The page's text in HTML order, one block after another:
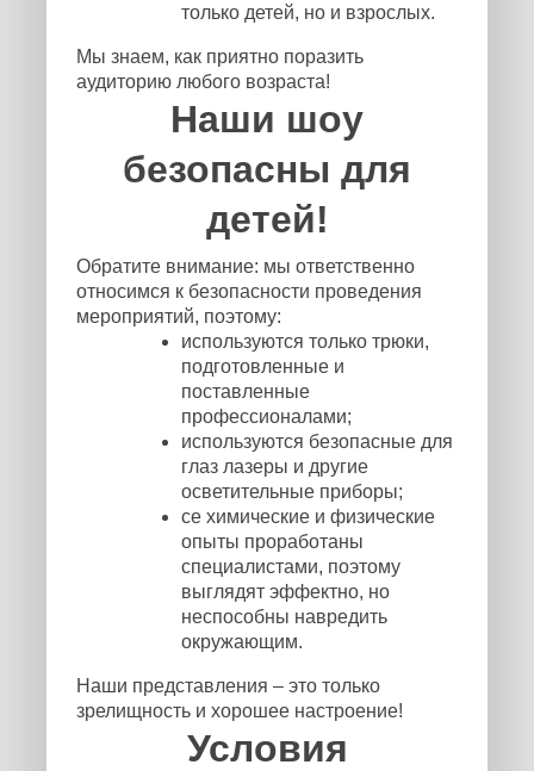
только детей, но и взрослых.
Мы знаем, как приятно поразить
аудиторию любого возраста!
Наши шоу
безопасны для
детей!
Обратите внимание: мы ответственно
относимся к безопасности проведения
мероприятий, поэтому:
используются только трюки,
подготовленные и
поставленные
профессионалами;
используются безопасные для
глаз лазеры и другие
осветительные приборы;
се химические и физические
опыты проработаны
специалистами, поэтому
выглядят эффектно, но
неспособны навредить
окружающим.
Наши представления – это только
зрелищность и хорошее настроение!
Условия